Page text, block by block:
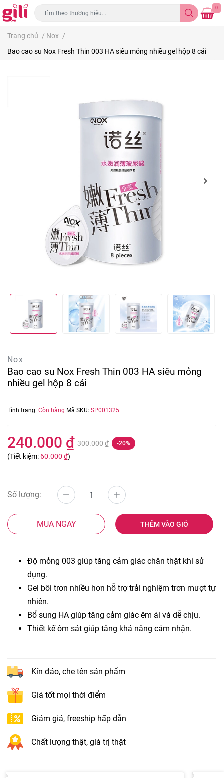
0
Trang chủ / Nox /
Bao cao su Nox Fresh Thin 003 HA siêu mỏng nhiều gel hộp 8 cái
Nox
Bao cao su Nox Fresh Thin 003 HA siêu mỏng
nhiều gel hộp 8 cái
Tình trạng: Còn hàng Mã SKU: SP001325
240.000 ₫ 300.000 ₫ -20%
(Tiết kiệm: 60.000 ₫)
Số lượng:
MUA NGAY THÊM VÀO GIỎ
Độ mỏng 003 giúp tăng cảm giác chân thật khi sử
dụng.
Gel bôi trơn nhiều hơn hỗ trợ trải nghiệm trơn mượt tự
nhiên.
Bổ sung HA giúp tăng cảm giác êm ái và dễ chịu.
Thiết kế ôm sát giúp tăng khả năng cảm nhận.
Kín đáo, che tên sản phẩm
Giá tốt mọi thời điểm
Giảm giá, freeship hấp dẫn
Chất lượng thật, giá trị thật